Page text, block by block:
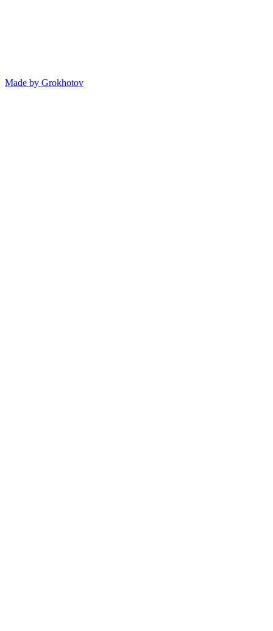
Made by Grokhotov